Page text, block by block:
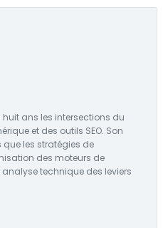
huit ans les intersections du
et des outils SEO. Son
que les stratégies de
des moteurs de
technique des leviers